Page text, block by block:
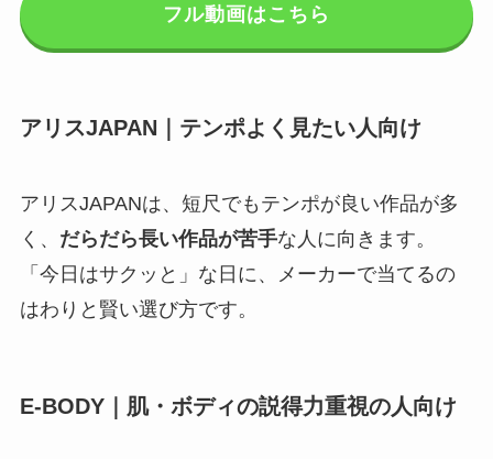
フル動画はこちら
アリスJAPAN｜テンポよく見たい人向け
アリスJAPANは、短尺でもテンポが良い作品が多
く、 だらだら長い作品が苦手な人に向きます。
「今日はサクッと」な日に、メーカーで当てるの
はわりと賢い選び方です。
E-BODY｜肌・ボディの説得力重視の人向け